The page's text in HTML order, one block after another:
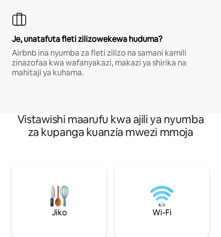
Je, unatafuta fleti zilizowekewa huduma?
Airbnb ina nyumba za fleti zilizo na samani kamili
zinazofaa kwa wafanyakazi, makazi ya shirika na
mahitaji ya kuhama.
Vistawishi maarufu kwa ajili ya nyumba
za kupanga kuanzia mwezi mmoja
Jiko Wi-Fi